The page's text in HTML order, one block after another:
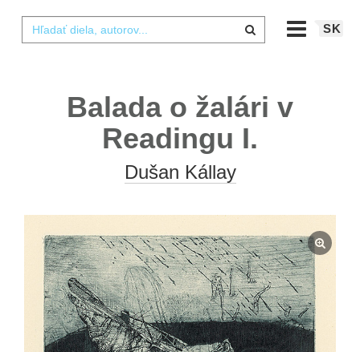
SK
Balada o žalári v
Readingu I.
Dušan Kállay